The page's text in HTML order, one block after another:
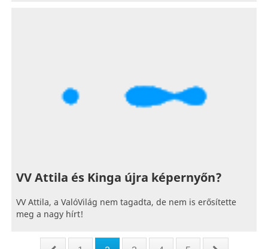
VV Attila és Kinga újra képernyőn?
VV Attila, a ValóVilág nem tagadta, de nem is erősítette
meg a nagy hírt!